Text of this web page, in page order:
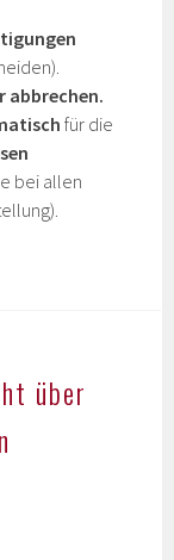
abbrechen.
für die
bei allen
über